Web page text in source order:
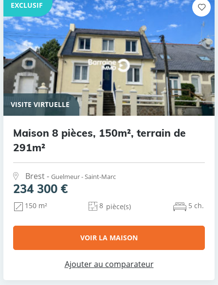
EXCLUSIF
VISITE VIRTUELLE
Maison 8 pièces, 150m², terrain de
291m²
Brest - Guelmeur - Saint-Marc
234 300 €
150 m² 8 pièce(s) 5 ch.
VOIR LA MAISON
Ajouter au comparateur